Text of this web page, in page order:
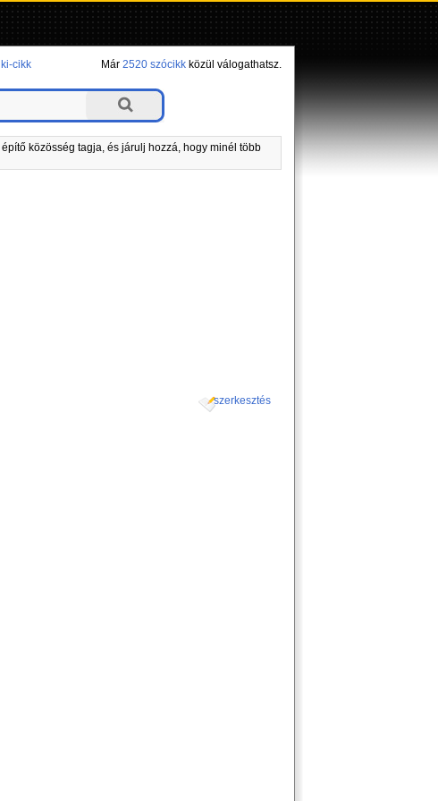
cikk Már 2520 szócikkközül válogathatsz.
közösség tagja, és járulj hozzá, hogy minél több
szerkesztés